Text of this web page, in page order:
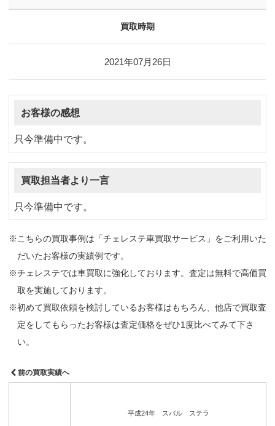
買取時期
2021年07月26日
お客様の感想
只今準備中です。
買取担当者より一言
只今準備中です。
※こちらの買取事例は「チェレステ車買取サービス」をご利用いた
だいたお客様の実績例です。
※チェレステでは車買取に強化しております。査定は無料で高価買
取を実施しております。
※初めて買取依頼を検討しているお客様はもちろん、他店で買取査
定をしてもらったお客様は査定価格をぜひ1度比べてみて下さ
い。
前の買取実績へ
平成24年 スバル ステラ